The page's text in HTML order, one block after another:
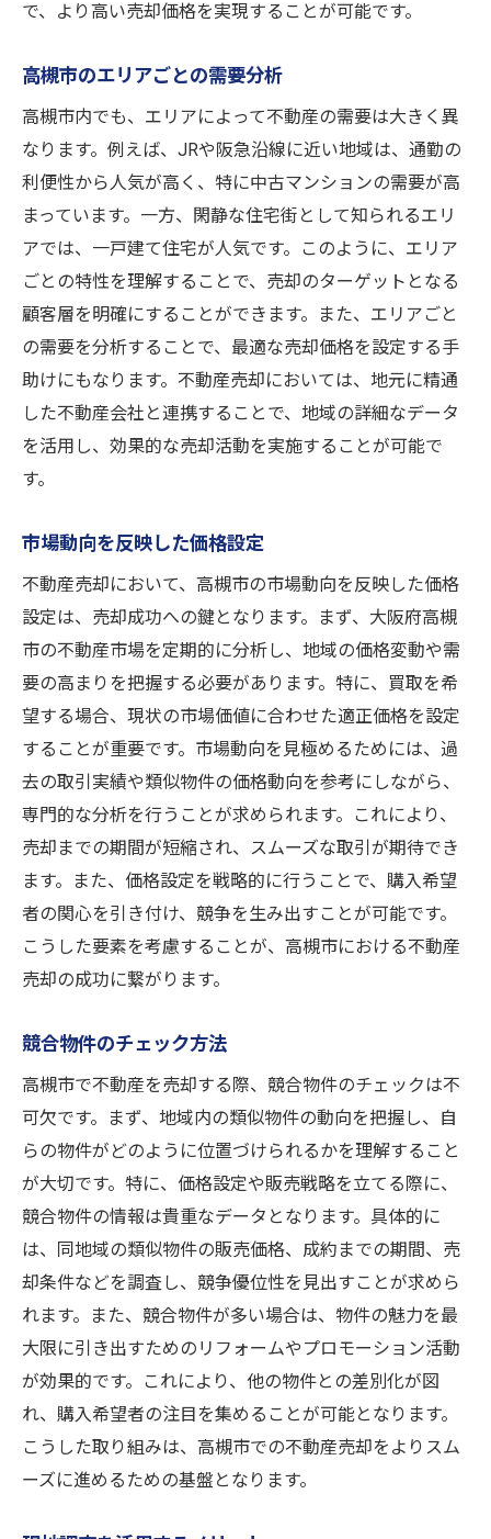
で、より高い売却価格を実現することが可能です。
高槻市のエリアごとの需要分析
高槻市内でも、エリアによって不動産の需要は大きく異
なります。例えば、JRや阪急沿線に近い地域は、通勤の
利便性から人気が高く、特に中古マンションの需要が高
まっています。一方、閑静な住宅街として知られるエリ
アでは、一戸建て住宅が人気です。このように、エリア
ごとの特性を理解することで、売却のターゲットとなる
顧客層を明確にすることができます。また、エリアごと
の需要を分析することで、最適な売却価格を設定する手
助けにもなります。不動産売却においては、地元に精通
した不動産会社と連携することで、地域の詳細なデータ
を活用し、効果的な売却活動を実施することが可能で
す。
市場動向を反映した価格設定
不動産売却において、高槻市の市場動向を反映した価格
設定は、売却成功への鍵となります。まず、大阪府高槻
市の不動産市場を定期的に分析し、地域の価格変動や需
要の高まりを把握する必要があります。特に、買取を希
望する場合、現状の市場価値に合わせた適正価格を設定
することが重要です。市場動向を見極めるためには、過
去の取引実績や類似物件の価格動向を参考にしながら、
専門的な分析を行うことが求められます。これにより、
売却までの期間が短縮され、スムーズな取引が期待でき
ます。また、価格設定を戦略的に行うことで、購入希望
者の関心を引き付け、競争を生み出すことが可能です。
こうした要素を考慮することが、高槻市における不動産
売却の成功に繋がります。
競合物件のチェック方法
高槻市で不動産を売却する際、競合物件のチェックは不
可欠です。まず、地域内の類似物件の動向を把握し、自
らの物件がどのように位置づけられるかを理解すること
が大切です。特に、価格設定や販売戦略を立てる際に、
競合物件の情報は貴重なデータとなります。具体的に
は、同地域の類似物件の販売価格、成約までの期間、売
却条件などを調査し、競争優位性を見出すことが求めら
れます。また、競合物件が多い場合は、物件の魅力を最
大限に引き出すためのリフォームやプロモーション活動
が効果的です。これにより、他の物件との差別化が図
れ、購入希望者の注目を集めることが可能となります。
こうした取り組みは、高槻市での不動産売却をよりスム
ーズに進めるための基盤となります。